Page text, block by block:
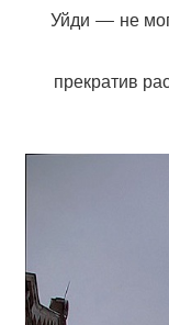
Уйди — не
прекратив